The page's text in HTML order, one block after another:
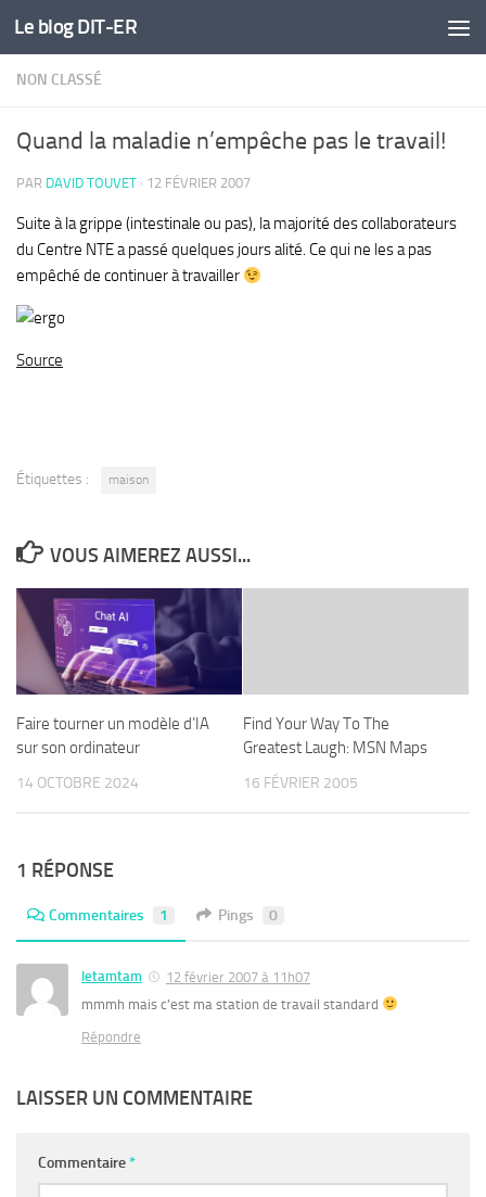
Skip to content
Le blog DIT-ER
NON CLASSÉ
Quand la maladie n’empêche pas le travail!
PAR DAVID TOUVET · 12 FÉVRIER 2007
Suite à la grippe (intestinale ou pas), la majorité des collaborateurs
du Centre NTE a passé quelques jours alité. Ce qui ne les a pas
empêché de continuer à travailler
Source
Étiquettes : maison
VOUS AIMEREZ AUSSI...
Faire tourner un modèle d’IA
sur son ordinateur
14 OCTOBRE 2024
Find Your Way To The
Greatest Laugh: MSN Maps
16 FÉVRIER 2005
1 RÉPONSE
Commentaires 1 Pings 0
letamtam
12 février 2007 à 11h07
mmmh mais c’est ma station de travail standard
Répondre
LAISSER UN COMMENTAIRE
Commentaire*